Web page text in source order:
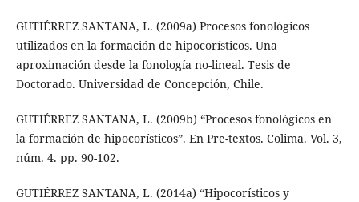
GUTIÉRREZ SANTANA, L. (2009a) Procesos fonológicos
utilizados en la formación de hipocorísticos. Una
aproximación desde la fonología no-lineal. Tesis de
Doctorado. Universidad de Concepción, Chile.
GUTIÉRREZ SANTANA, L. (2009b) “Procesos fonológicos en
la formación de hipocorísticos”. En Pre-textos. Colima. Vol. 3,
núm. 4. pp. 90-102.
GUTIÉRREZ SANTANA, L. (2014a) “Hipocorísticos y